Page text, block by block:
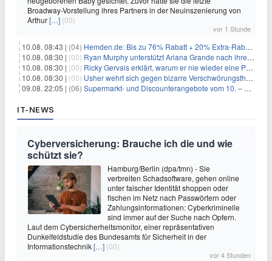
Broadway-Vorstellung ihres Partners in der Neuinszenierung von
Arthur[…] (00)
vor 1 Stunde
10.08. 08:43 | (04) Hemden.de: Bis zu 76% Rabatt + 20% Extra-Rabatt auf ALLE Hemden
10.08. 08:30 | (00) Ryan Murphy unterstützt Ariana Grande nach ihrem Ausstieg bei 'American Horror Story'
10.08. 08:30 | (00) Ricky Gervais erklärt, warum er nie wieder eine Preisverleihung moderieren will
10.08. 08:30 | (00) Usher wehrt sich gegen bizarre Verschwörungstheorie über angeblichen 'Klon'
09.08. 22:05 | (06) Supermarkt- und Discounterangebote vom 10. – 15.08.2026
IT-NEWS
Cyberversicherung: Brauche ich die und wie
schützt sie?
Hamburg/Berlin (dpa/tmn) - Sie
verbreiten Schadsoftware, gehen online
unter falscher Identität shoppen oder
fischen im Netz nach Passwörtern oder
Zahlungsinformationen: Cyberkriminelle
sind immer auf der Suche nach Opfern.
Laut dem Cybersicherheitsmonitor, einer repräsentativen
Dunkelfeldstudie des Bundesamts für Sicherheit in der
Informationstechnik[…] (00)
vor 4 Stunden